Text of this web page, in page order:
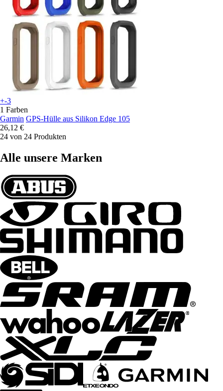
+-3
1 Farben
Garmin GPS-Hülle aus Silikon Edge 105
26,12 €
24 von 24 Produkten
Alle unsere Marken